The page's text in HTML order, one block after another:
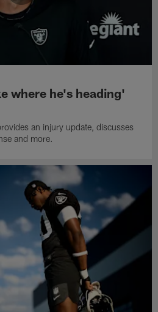
where he's heading'
an injury update, discusses
and more.